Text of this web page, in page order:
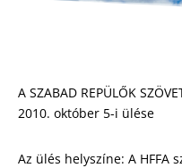
A SZABAD REPÜLŐK
2010. október 5-i ülése
Az ülés helyszíne: A HFFA